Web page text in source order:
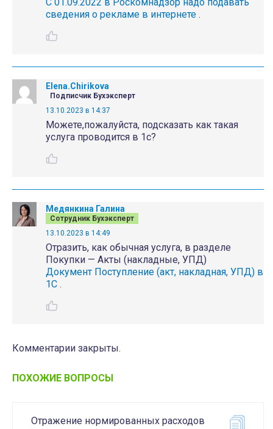
сведения о рекламе в интернете .
Elena.Chirikova
Подписчик Бухэксперт
13.10.2023 в 14:37
Можете,пожалуйста, подсказать как такая
услуга проводится в 1с?
Медянкина Галина
Сотрудник Бухэксперт
13.10.2023 в 14:49
Отразить, как обычная услуга, в разделе
Покупки — Акты (накладные, УПД)
Документ Поступление (акт, накладная, УПД) в
1С .
Комментарии закрыты.
ПОХОЖИЕ ВОПРОСЫ
Отражение нормированных расходов